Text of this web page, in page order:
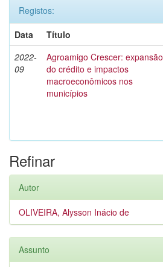
Registos:
Data
Título
2022-
09
Agroamigo Crescer: expansão
do crédito e impactos
macroeconômicos nos
municípios
Refinar
Autor
OLIVEIRA, Alysson Inácio de
Assunto